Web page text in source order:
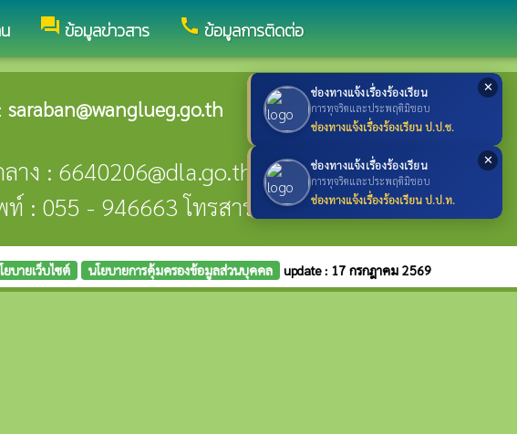
✕
ช่องทางแจ้งเรื่องร้องเรียน
การทุจริตและประพฤติมิชอบ
ช่องทางแจ้งเรื่องร้องเรียน ป.ป.ช.
✕
ช่องทางแจ้งเรื่องร้องเรียน
การทุจริตและประพฤติมิชอบ
ช่องทางแจ้งเรื่องร้องเรียน ป.ป.ท.
forum ข้อมูลข่าวสาร call ข้อมูลการติดต่อ
saraban@wanglueg.go.th
าง : 6640206@dla.go.th
: 055 - 946663 โทรสาร : 055 - 946663 ต่อ18
ยบายเว็บไซต์ นโยบายการคุ้มครองข้อมูลส่วนบุคคล update : 17 กรกฎาคม 2569